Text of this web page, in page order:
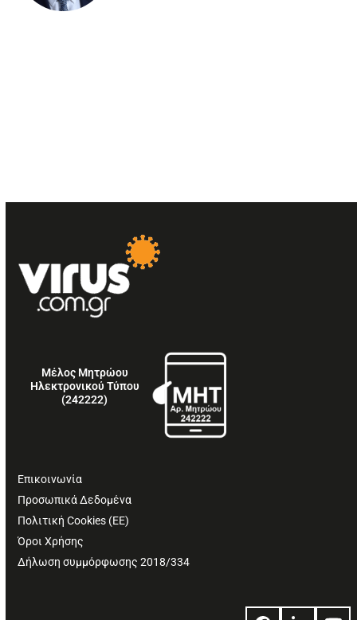
Μέλος Μητρώου
Ηλεκτρονικού Τύπου
(242222)
Επικοινωνία
Προσωπικά Δεδομένα
Πολιτική Cookies (ΕΕ)
Όροι Χρήσης
Δήλωση συμμόρφωσης 2018/334